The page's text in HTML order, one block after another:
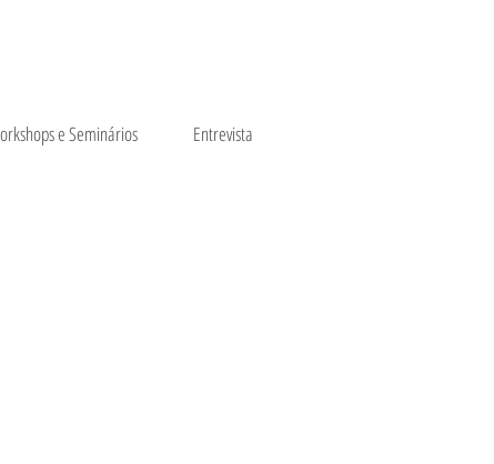
e Seminários Entrevista